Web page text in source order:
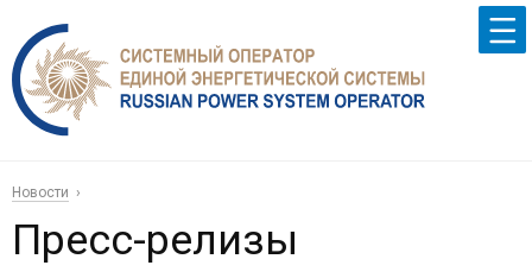
Новости
Пресс-релизы